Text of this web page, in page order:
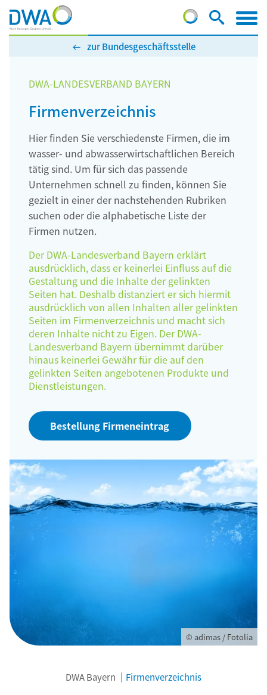
zur Bundesgeschäftsstelle
DWA-LANDESVERBAND BAYERN
Firmenverzeichnis
Hier finden Sie verschiedenste Firmen, die im
wasser- und abwasserwirtschaftlichen Bereich
tätig sind. Um für sich das passende
Unternehmen schnell zu finden, können Sie
gezielt in einer der nachstehenden Rubriken
suchen oder die alphabetische Liste der
Firmen nutzen.
Der DWA-Landesverband Bayern erklärt
ausdrücklich, dass er keinerlei Einfluss auf die
Gestaltung und die Inhalte der gelinkten
Seiten hat. Deshalb distanziert er sich hiermit
ausdrücklich von allen Inhalten aller gelinkten
Seiten im Firmenverzeichnis und macht sich
deren Inhalte nicht zu Eigen. Der DWA-
Landesverband Bayern übernimmt darüber
hinaus keinerlei Gewähr für die auf den
gelinkten Seiten angebotenen Produkte und
Dienstleistungen.
Bestellung Firmeneintrag
© adimas / Fotolia
DWA Bayern Firmenverzeichnis